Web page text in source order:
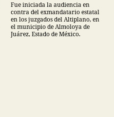
Fue iniciada la audiencia en
contra del exmandatario estatal
en los juzgados del Altiplano, en
el municipio de Almoloya de
Juárez, Estado de México.